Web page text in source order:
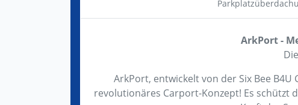
ArkPort -
ArkPort, entwickelt von der Six Bee
revolutionäres Carport-Konzept! Es schützt